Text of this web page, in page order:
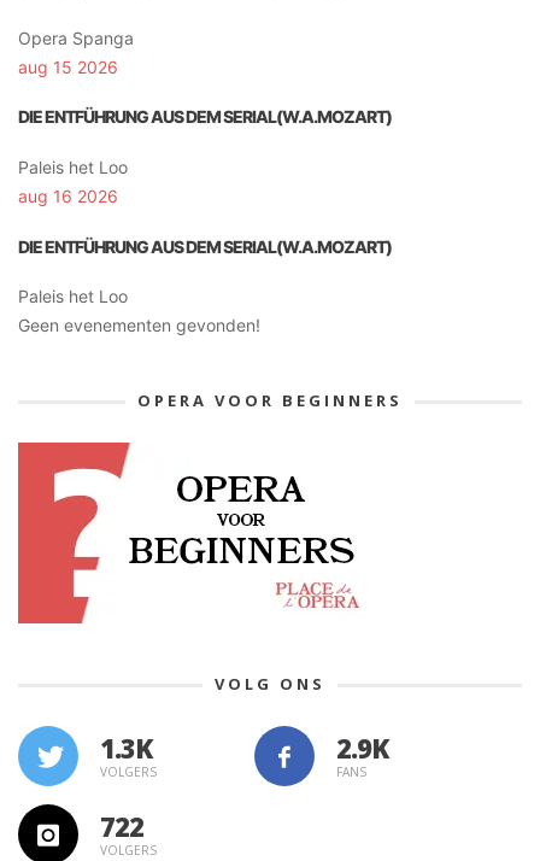
Opera Spanga
aug 15 2026
DIE ENTFÜHRUNG AUS DEM SERIAL(W.A.MOZART)
Paleis het Loo
aug 16 2026
DIE ENTFÜHRUNG AUS DEM SERIAL(W.A.MOZART)
Paleis het Loo
Geen evenementen gevonden!
OPERA VOOR BEGINNERS
VOLG ONS
1.3K
VOLGERS FANS
722
VOLGERS